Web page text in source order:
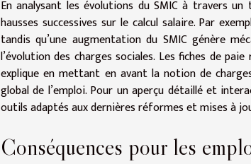
En analysant les évolutions du SMIC à travers
hausses successives sur le calcul salaire. Par
tandis qu’une augmentation du SMIC génère
l’évolution des charges sociales. Les fiches de
explique en mettant en avant la notion de
global de l’emploi. Pour un aperçu détaillé et
outils adaptés aux dernières réformes et mises à
Conséquences pour les